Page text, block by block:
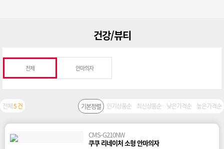
건강/뷰티
전체 안마의자
전체5 건 기본정렬 인기상품순 최신상품순 낮은가격순 높은가격순
CMS-G210NW
쿠쿠 리네이처 소형 안마의자